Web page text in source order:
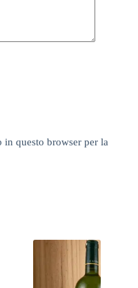
questo browser per la